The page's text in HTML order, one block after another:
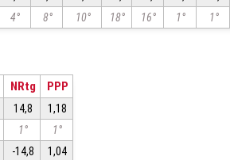
4° 8° 10° 18° 16° 1° 1°
NRtg PPP
14,8
1,18
1°
1°
-14,8
1,04